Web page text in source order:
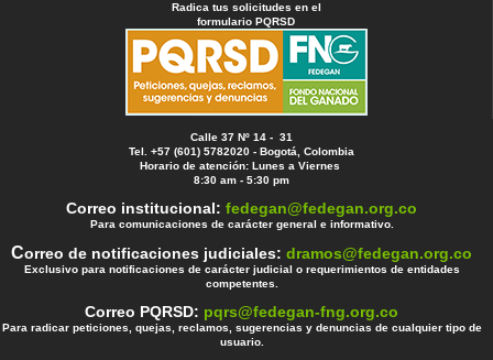
Radica tus solicitudes en el
formulario PQRSD
Calle 37 Nº 14 - 31
Tel. +57 (601) 5782020 - Bogotá, Colombia
Horario de atención: Lunes a Viernes
8:30 am - 5:30 pm
Correo institucional:fedegan@fedegan.org.co
Para comunicaciones de carácter general e informativo.
Correo de notificaciones judiciales:dramos@fedegan.org.co
Exclusivo para notificaciones de carácter judicial o requerimientos de entidades
competentes.
Correo PQRSD: pqrs@fedegan-fng.org.co
Para radicar peticiones, quejas, reclamos, sugerencias y denuncias de cualquier tipo de
usuario.